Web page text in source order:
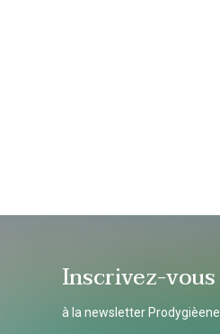
Inscrivez-vous
à la newsletter Prodygièene